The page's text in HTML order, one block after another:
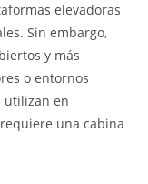
elevadoras
Sin embargo,
y más
o entornos
utilizan en
una cabina